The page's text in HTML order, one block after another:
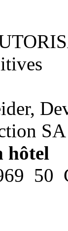
SA
hôtel
50